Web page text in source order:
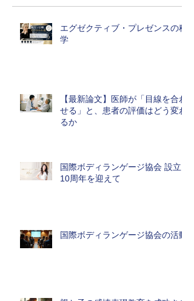
エグゼクティブ・プレゼンスの科
学
【最新論文】医師が「目線を合わ
せる」と、患者の評価はどう変わ
るか
国際ボディランゲージ協会 設立
10周年を迎えて
国際ボディランゲージ協会の活動